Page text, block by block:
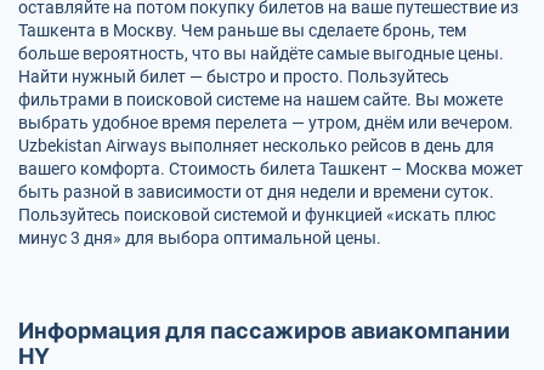
оставляйте на потом покупку билетов на ваше путешествие из
Ташкента в Москву. Чем раньше вы сделаете бронь, тем
больше вероятность, что вы найдёте самые выгодные цены.
Найти нужный билет — быстро и просто. Пользуйтесь
фильтрами в поисковой системе на нашем сайте. Вы можете
выбрать удобное время перелета — утром, днём или вечером.
Uzbekistan Airways выполняет несколько рейсов в день для
вашего комфорта. Стоимость билета Ташкент – Москва может
быть разной в зависимости от дня недели и времени суток.
Пользуйтесь поисковой системой и функцией «искать плюс
минус 3 дня» для выбора оптимальной цены.
Информация для пассажиров авиакомпании
HY